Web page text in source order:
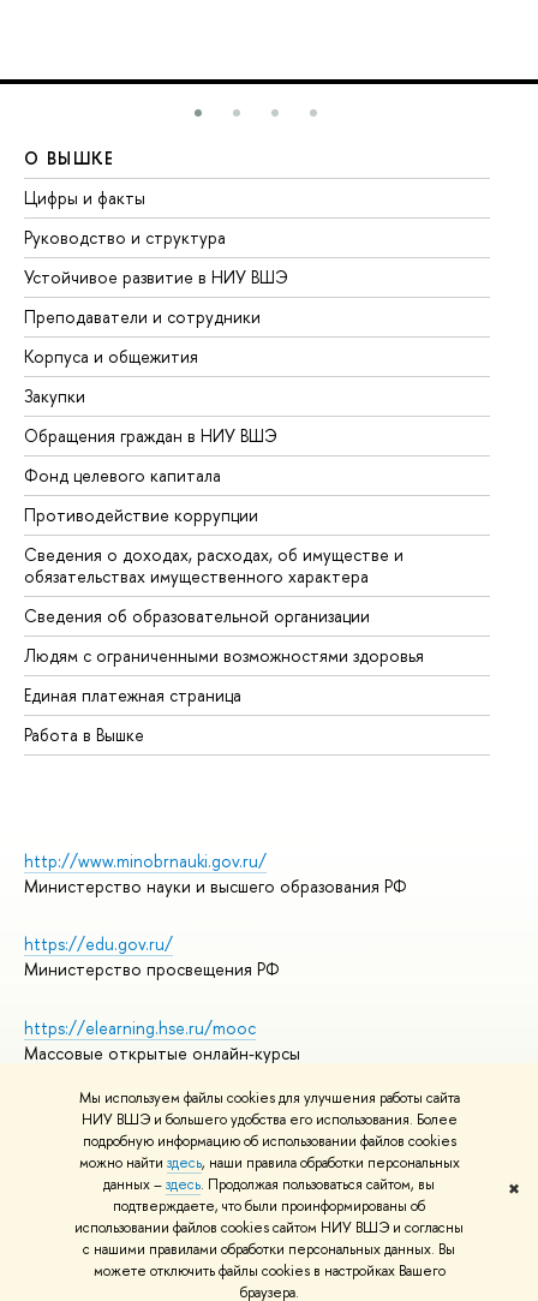
Мы используем файлы cookies для улучшения работы сайта
НИУ ВШЭ и большего удобства его использования. Более
подробную информацию об использовании файлов cookies
можно найти здесь, наши правила обработки персональных
данных –здесь. Продолжая пользоваться сайтом, вы
подтверждаете, что были проинформированы об
использовании файлов cookies сайтом НИУ ВШЭ и согласны
с нашими правилами обработки персональных данных. Вы
можете отключить файлы cookies в настройках Вашего
браузера.
✖
О ВЫШКЕ
Цифры и факты
Руководство и структура
Устойчивое развитие в НИУ ВШЭ
Преподаватели и сотрудники
Корпуса и общежития
Закупки
Обращения граждан в НИУ ВШЭ
Фонд целевого капитала
Противодействие коррупции
Сведения о доходах, расходах, об имуществе и
обязательствах имущественного характера
Сведения об образовательной организации
Людям с ограниченными возможностями здоровья
Единая платежная страница
Работа в Вышке
http://www.minobrnauki.gov.ru/
Министерство науки и высшего образования РФ
https://edu.gov.ru/
Министерство просвещения РФ
https://elearning.hse.ru/mooc
Массовые открытые онлайн-курсы
© НИУ ВШЭ 1993–2026
Адреса и контакты
Условия использования материалов
Политика конфиденциальности
Правила применения рекомендательных технологий в НИУ ВШЭ
Карта сайта